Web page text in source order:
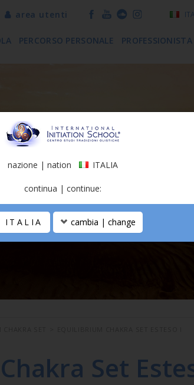
area utenti
PERCORSO PERSONALE
Set
nazione | nation ITALIA
continua | continue:
ITALIA cambia | change